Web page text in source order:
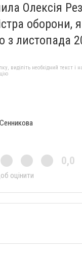
Олексія
оборони,
з листопада
виділіть необхідний текст і
0,0
оцінити